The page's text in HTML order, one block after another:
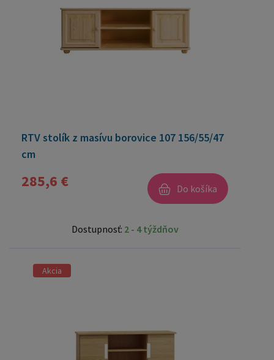
RTV stolík z masívu borovice 107 156/55/47
cm
285,6 € Do košíka
Dostupnosť: 2 - 4 týždňov
Akcia